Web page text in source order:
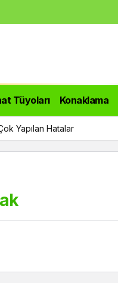
Tüyoları Konaklama
İçin Doğru Zaman